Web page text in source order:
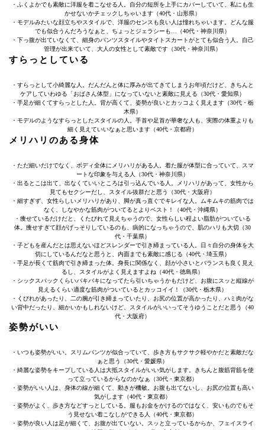
・ふくよかでも素敵に洋服を着こなせる人。自分の短所を上手にカバーしていて、私にも生
かせないかチェックしちゃいます（40代・山形県）
・モデルみたいな顔立ちやスタイルで、洋服のセンスも良い人は憧れちゃいます。どんな服
でも似合うんだろうなぁと、ちょっとジェラシーも…（40代・神奈川県）
・下っ腹が出ていなくて、細身のパンツスタイルやタイトスカートがとても似合う人。自己
管理が出来ていて、大人の女性として素敵です（30代・神奈川県）
すらっとしている
・すらっとして小綺麗な人。だんだんと体に厚みが出てきてしまうお年頃だけど、きちんと
ケアしていわゆる「おばさん体型」になっていないと素敵に見える（30代・愛知県）
・手足が細くてすらっとした人。背が高くて、姿勢が良いとカッコよく見えます（30代・栃
木県）
・モデルのようなすらっとしたスタイルの人。手首や足首が華奢な人も、実際の体重よりも
細く見えていいなぁと思います（40代・京都府）
メリハリのある身体
・ただ細いだけでなく、ボディ全体にメリハリがある人。着た服が体型に合っていて、スマ
ートな印象を与える人（30代・神奈川県）
・出るとこは出て、出なくていいところは引っ込んでいる人。メリハリがあって、女性から
見てもセクシーだし、スタイル抜群だと思う（30代・大阪府）
・細すぎず、女性らしいメリハリがあり、脚が真っ直ぐでキレイな人。ムキムキの筋肉では
なく、しなやかな筋肉がついてるとよりベスト！（40代・沖縄県）
・痩せているだけだと、くたびれて見えちゃうので、女性らしい程よい脂肪がついている
体。痩せすぎて顔がげっそりしているのも、病的になっちゃうので、肌のハリも大切（30
代・千葉県）
・子どもを産んだとは思えないほどスレンダーで引き締まっている人。日々自分の身体を大
切にしているんだなと思うと、内面までも素敵に感じる（40代・埼玉県）
・手足が長くて筋肉で引き締まった体。身長に関係なく、顔が小さいとバランスも良く見え
るし、スタイルがよく見えますよね（40代・徳島県）
・シックスパックくらいバキバキになってたら引いちゃうかもだけど、お腹にスッと縦線が
見えるくらい適度な筋肉がついているとカッコイイ！（30代・栃木県）
・くびれがあったり、二の腕が引き締まっていたり、お尻の位置が高かったり、ハミ肉がな
い背中だったり、細かいかもしれないけど、スタイルがいいってそうゆうことだと思う（40
代・大阪府）
姿勢がいい
・いつも姿勢がいい。スリムパンツが似合っていて、歩き方もサクサク軽やかだと素敵だな
ぁと思う（30代・愛媛県）
・綺麗な姿勢をキープしている人は大抵スタイルがいい気がします。きちんと腹筋背筋を使
って立っているからなのかなぁ（30代・東京都）
・姿勢がいい人は、身体の線が細くて、動きが機敏。お腹も出てないし、お尻の位置も高い
気がします（40代・東京都）
・姿勢がよく、歩き方などすっとしている。服もお金をかけるのではなく、安いものでもそ
う見せない着こなしができる人（40代・東京都）
・姿勢が良い人は足が細くて、お腹が出ていない。スッと立っているからか、フェイスライ